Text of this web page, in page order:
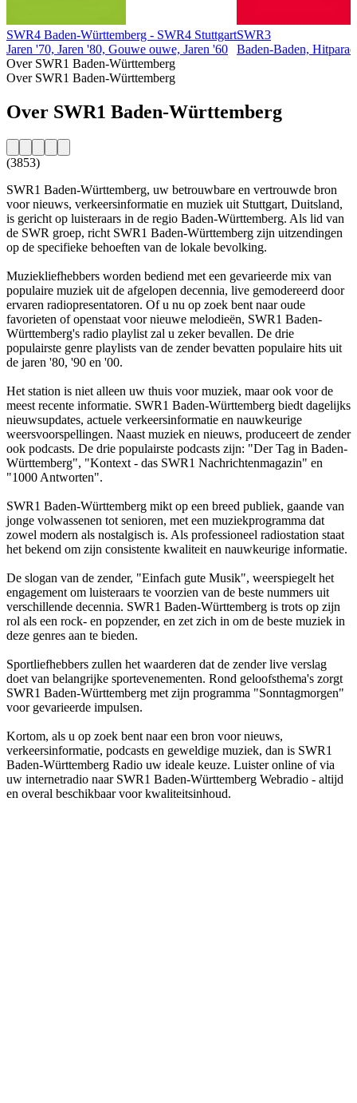
SWR4 Baden-Württemberg - SWR4 Stuttgart
Jaren '70, Jaren '80, Gouwe ouwe, Jaren '60
SWR3
Baden-Baden,
Over SWR1 Baden-Württemberg
Over SWR1 Baden-Württemberg
Over SWR1 Baden-Württemberg
(3853)
SWR1 Baden-Württemberg, uw betrouwbare en vertrouwde bron
voor nieuws, verkeersinformatie en muziek uit Stuttgart, Duitsland,
is gericht op luisteraars in de regio Baden-Württemberg. Als lid van
de SWR groep, richt SWR1 Baden-Württemberg zijn uitzendingen
op de specifieke behoeften van de lokale bevolking.
Muziekliefhebbers worden bediend met een gevarieerde mix van
populaire muziek uit de afgelopen decennia, live gemodereerd door
ervaren radiopresentatoren. Of u nu op zoek bent naar oude
favorieten of openstaat voor nieuwe melodieën, SWR1 Baden-
Württemberg's radio playlist zal u zeker bevallen. De drie
populairste genre playlists van de zender bevatten populaire hits uit
de jaren '80, '90 en '00.
Het station is niet alleen uw thuis voor muziek, maar ook voor de
meest recente informatie. SWR1 Baden-Württemberg biedt dagelijks
nieuwsupdates, actuele verkeersinformatie en nauwkeurige
weersvoorspellingen. Naast muziek en nieuws, produceert de zender
ook podcasts. De drie populairste podcasts zijn: "Der Tag in Baden-
Württemberg", "Kontext - das SWR1 Nachrichtenmagazin" en
"1000 Antworten".
SWR1 Baden-Württemberg mikt op een breed publiek, gaande van
jonge volwassenen tot senioren, met een muziekprogramma dat
zowel modern als nostalgisch is. Als professioneel radiostation staat
het bekend om zijn consistente kwaliteit en nauwkeurige informatie.
De slogan van de zender, "Einfach gute Musik", weerspiegelt het
engagement om luisteraars te voorzien van de beste nummers uit
verschillende decennia. SWR1 Baden-Württemberg is trots op zijn
rol als een rock- en popzender, en zet zich in om de beste muziek in
deze genres aan te bieden.
Sportliefhebbers zullen het waarderen dat de zender live verslag
doet van belangrijke sportevenementen. Rond geloofsthema's zorgt
SWR1 Baden-Württemberg met zijn programma "Sonntagmorgen"
voor gevarieerde impulsen.
Kortom, als u op zoek bent naar een bron voor nieuws,
verkeersinformatie, podcasts en geweldige muziek, dan is SWR1
Baden-Württemberg Radio uw ideale keuze. Luister online of via
uw internetradio naar SWR1 Baden-Württemberg Webradio - altijd
en overal beschikbaar voor kwaliteitsinhoud.